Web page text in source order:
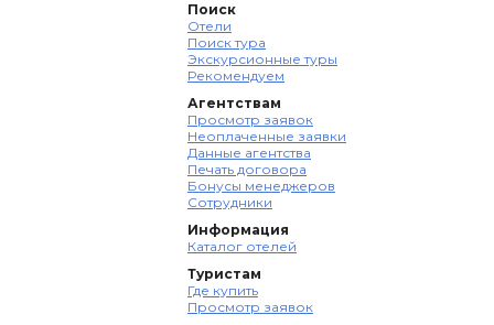
Поиск
Отели
Поиск тура
Экскурсионные туры
Рекомендуем
Агентствам
Просмотр заявок
Неоплаченные заявки
Данные агентства
Печать договора
Бонусы менеджеров
Сотрудники
Информация
Каталог отелей
Туристам
Где купить
Просмотр заявок